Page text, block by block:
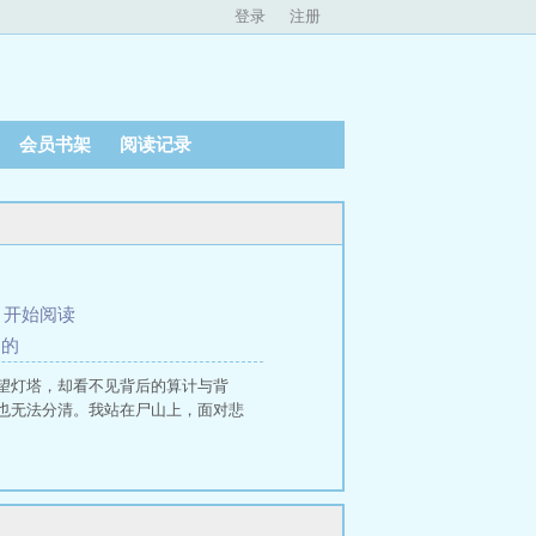
登录 注册
会员书架 阅读记录
开始阅读
灯塔，却看不见背后的算计与背
无法分清。我站在尸山上，面对悲